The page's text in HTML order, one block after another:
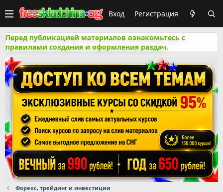
Вход Регистрация
Перед публикацией материалов ознакомьтесь с
правилами создания и оформления раздач.
Форекс, трейдинг и инвестиции